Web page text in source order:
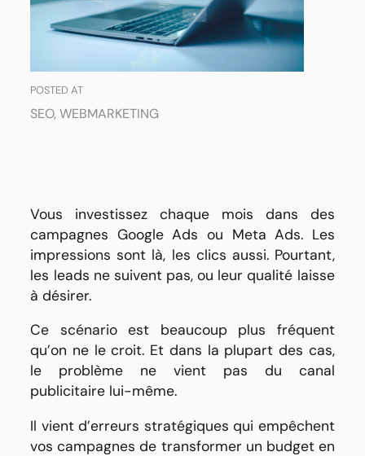
ne génère pas les
attendus
POSTED AT
SEO,WEBMARKETING
Vous investissez chaque mois dans des
campagnes Google Ads ou Meta Ads. Les
impressions sont là, les clics aussi. Pourtant,
les leads ne suivent pas, ou leur qualité laisse
à désirer.
Ce scénario est beaucoup plus fréquent
qu’on ne le croit. Et dans la plupart des cas,
le problème ne vient pas du canal
publicitaire lui-même.
Il vient d’erreurs stratégiques qui empêchent
vos campagnes de transformer un budget en